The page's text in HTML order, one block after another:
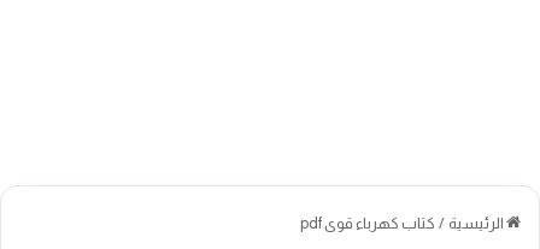
الرئيسية / كتاب كهرباء قوى pdf